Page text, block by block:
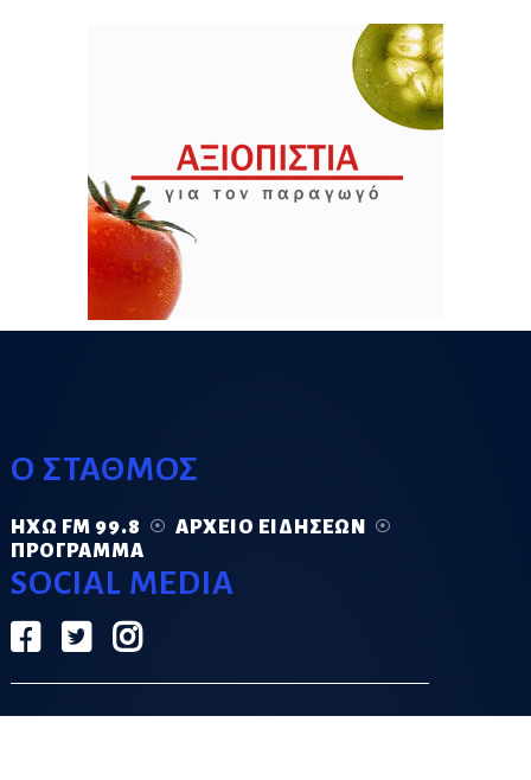
Ο ΣΤΑΘΜΟΣ
ΗΧΏ FM 99.8
ΑΡΧΕΊΟ ΕΙΔΉΣΕΩΝ
ΠΡΌΓΡΑΜΜΑ
SOCIAL MEDIA